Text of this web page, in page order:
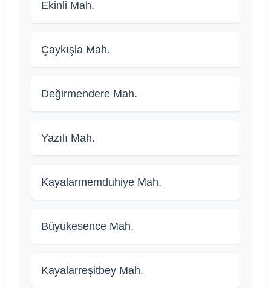
Ekinli Mah.
Çaykışla Mah.
Değirmendere Mah.
Yazılı Mah.
Kayalarmemduhiye Mah.
Büyükesence Mah.
Kayalarreşitbey Mah.